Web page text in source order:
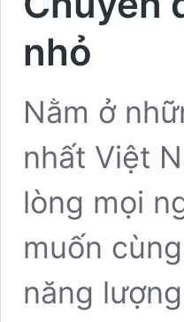
nhỏ
Nằm ở
nhất Việt
lòng mọi
muốn
năng